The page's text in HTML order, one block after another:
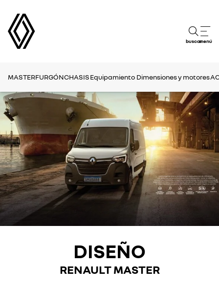
buscarmenú
MASTERFURGÓNCHASISEquipamiento Dimensiones y motores
DISEÑO
RENAULT MASTER